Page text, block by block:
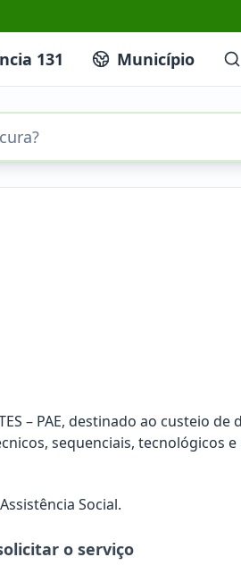
131 Município
– PAE, destinado ao custeio
sequenciais, tecnológicos
Social.
o serviço